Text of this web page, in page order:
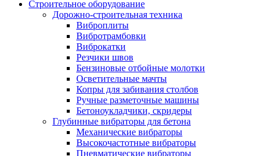
Строительное оборудование
Дорожно-строительная техника
Виброплиты
Вибротрамбовки
Виброкатки
Резчики швов
Бензиновые отбойные молотки
Осветительные мачты
Копры для забивания столбов
Ручные разметочные машины
Бетоноукладчики, скридеры
Глубинные вибраторы для бетона
Механические вибраторы
Высокочастотные вибраторы
Пневматические вибраторы